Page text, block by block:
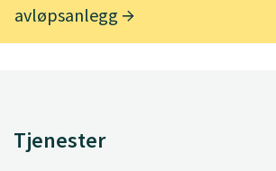
avløpsanlegg
Tjenester